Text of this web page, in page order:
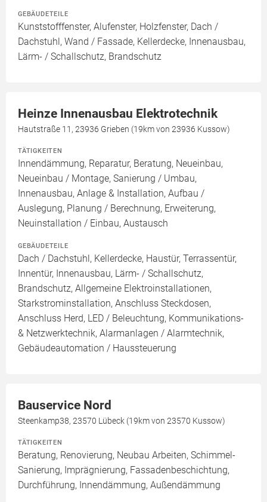
GEBÄUDETEILE
Kunststofffenster, Alufenster, Holzfenster, Dach /
Dachstuhl, Wand / Fassade, Kellerdecke, Innenausbau,
Lärm- / Schallschutz, Brandschutz
Heinze Innenausbau Elektrotechnik
Hautstraße 11, 23936 Grieben (19km von 23936 Kussow)
TÄTIGKEITEN
Innendämmung, Reparatur, Beratung, Neueinbau,
Neueinbau / Montage, Sanierung / Umbau,
Innenausbau, Anlage & Installation, Aufbau /
Auslegung, Planung / Berechnung, Erweiterung,
Neuinstallation / Einbau, Austausch
GEBÄUDETEILE
Dach / Dachstuhl, Kellerdecke, Haustür, Terrassentür,
Innentür, Innenausbau, Lärm- / Schallschutz,
Brandschutz, Allgemeine Elektroinstallationen,
Starkstrominstallation, Anschluss Steckdosen,
Anschluss Herd, LED / Beleuchtung, Kommunikations-
& Netzwerktechnik, Alarmanlagen / Alarmtechnik,
Gebäudeautomation / Haussteuerung
Bauservice Nord
Steenkamp38, 23570 Lübeck (19km von 23570 Kussow)
TÄTIGKEITEN
Beratung, Renovierung, Neubau Arbeiten, Schimmel-
Sanierung, Imprägnierung, Fassadenbeschichtung,
Durchführung, Innendämmung, Außendämmung